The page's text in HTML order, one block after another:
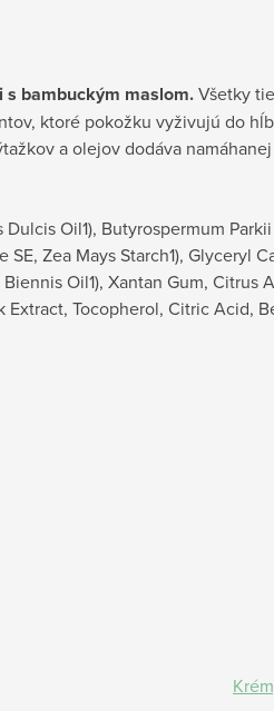
s bambuckým maslom.Všetky
ktoré pokožku vyživujú do
a olejov dodáva
Oil1), Butyrospermum Parkii
Zea Mays Starch1), Glyceryl
Oil1), Xantan Gum, Citrus
Extract, Tocopherol, Citric Acid,